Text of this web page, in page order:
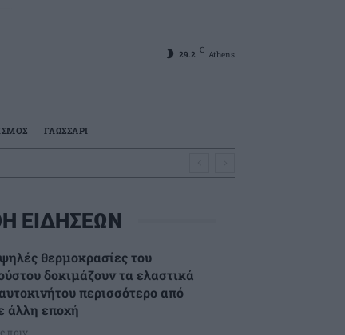
29.2 C Athens
ΓΛΩΣΣΑΡΙ
ΕΙΔΗΣΕΩΝ
θερμοκρασίες του
δοκιμάζουν τα ελαστικά
περισσότερο από
άλλη εποχή
πριν